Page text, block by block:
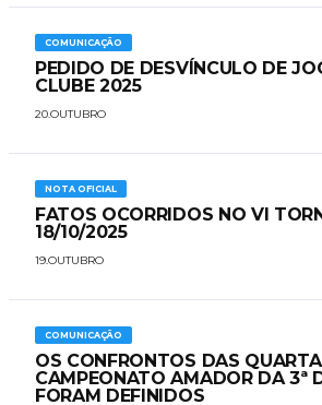
COMUNICAÇÃO
PEDIDO DE DESVÍNCULO DE
CLUBE 2025
20.OUTUBRO
NOTA OFICIAL
FATOS OCORRIDOS NO VI
18/10/2025
19.OUTUBRO
COMUNICAÇÃO
OS CONFRONTOS DAS
CAMPEONATO AMADOR DA 3ª
FORAM DEFINIDOS